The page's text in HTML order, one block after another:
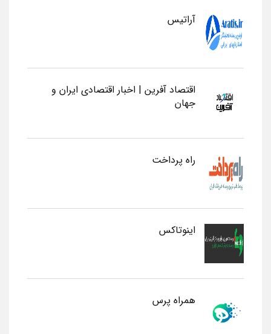
آراتیس
اقتصاد آفرین | اخبار اقتصادی ایران و
جهان
راه پرداخت
اینوتاکس
همراه پرس